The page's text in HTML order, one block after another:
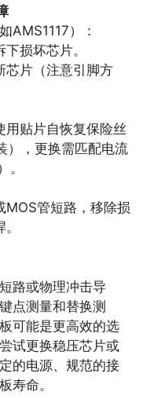
如AMS1117）：
损坏芯片。
芯片（注意引脚方
用贴片自恢复保险丝
），更换需匹配电流
。
MOS管短路，移除损
路或物理冲击导
点测量和替换测
可能是更高效的选
试更换稳压芯片或
的电源、规范的接
寿命。